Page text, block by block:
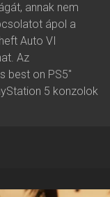
annak nem
ápol a
Auto VI
Az
best on PS5"
5 konzolok